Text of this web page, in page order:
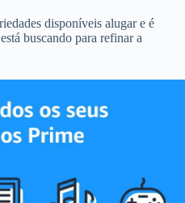
disponíveis alugar e é
buscando para refinar a